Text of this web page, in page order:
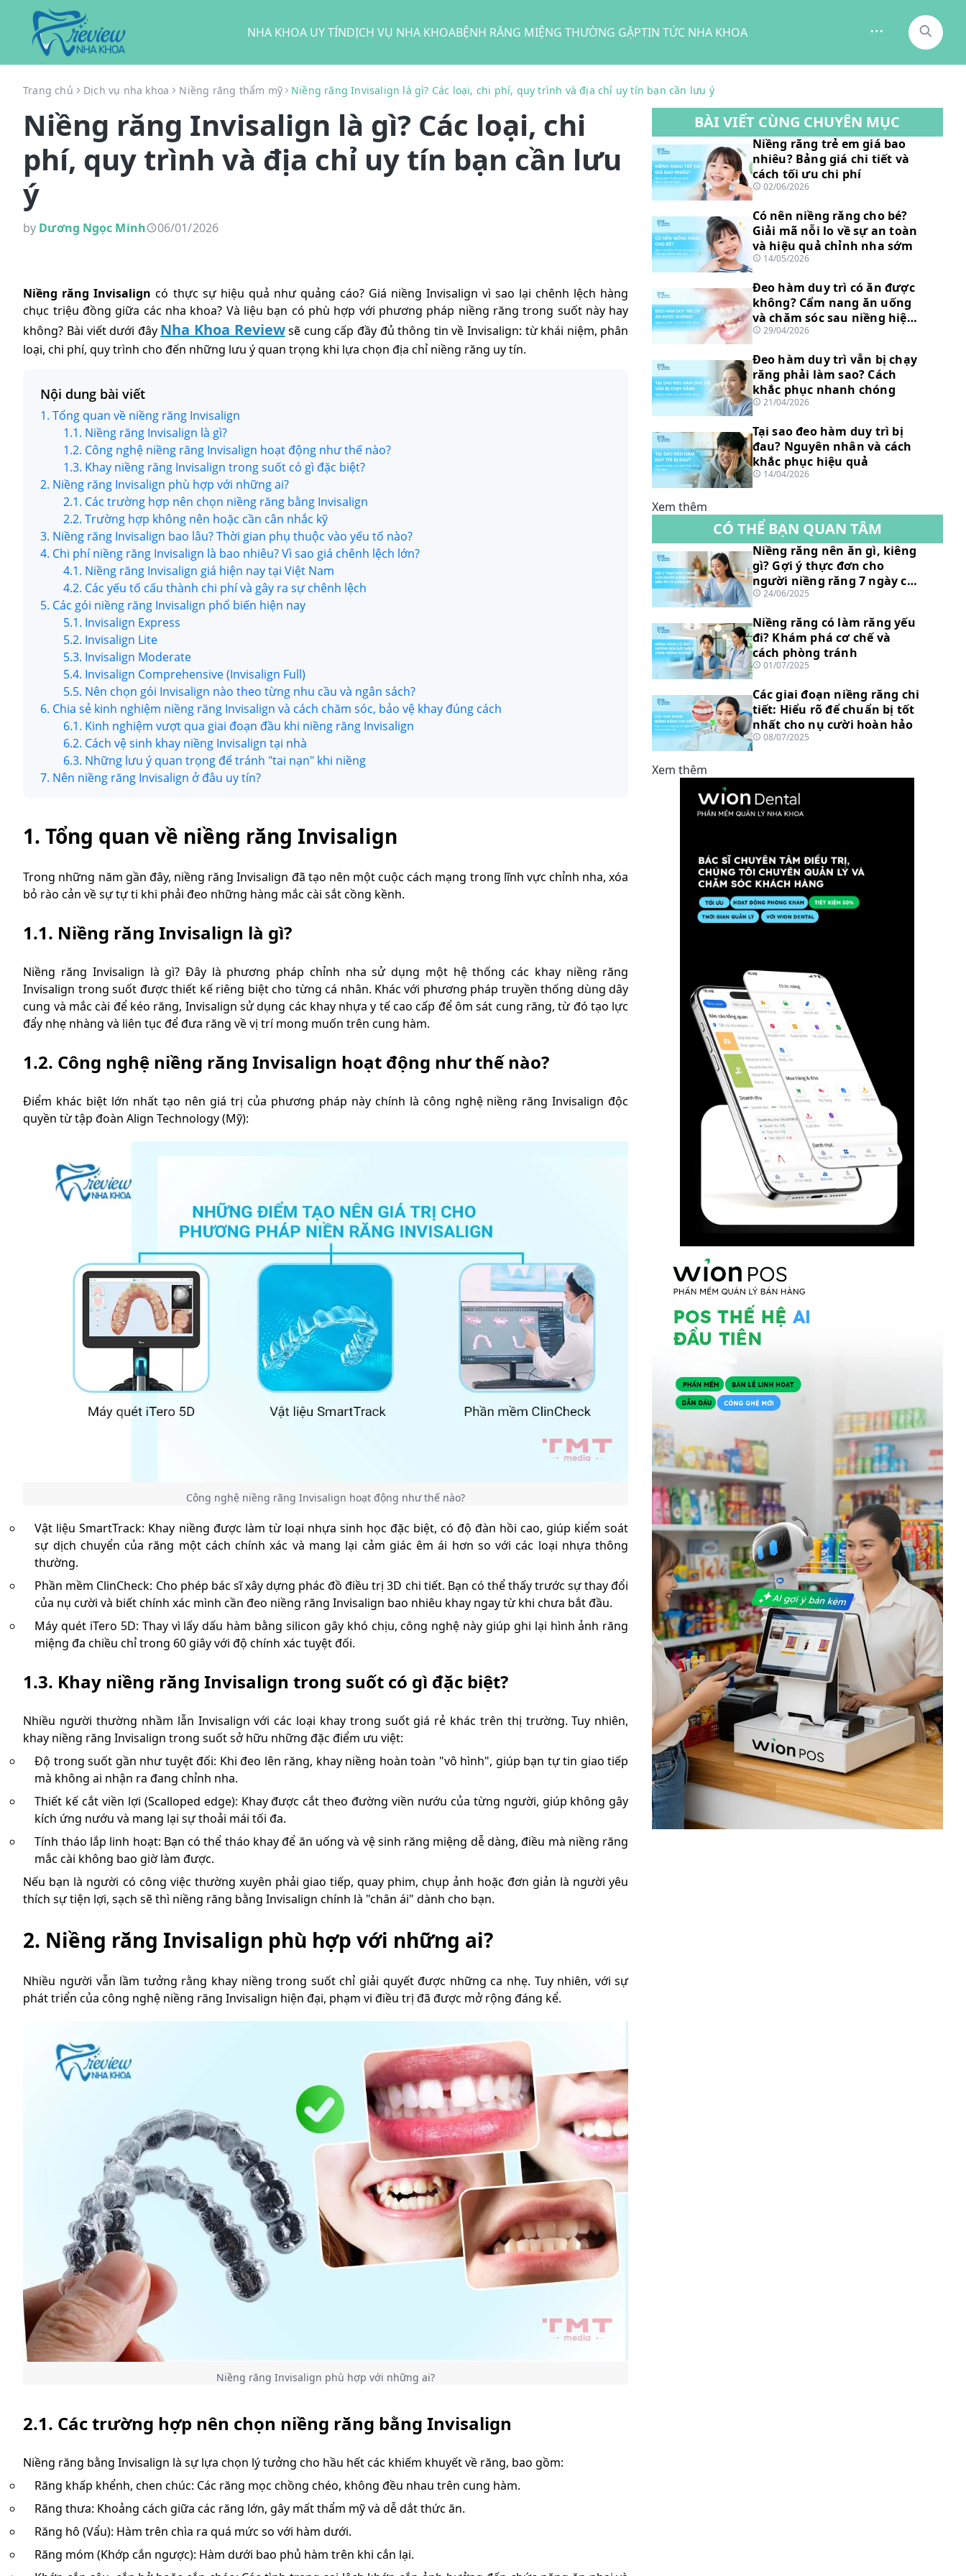
NHA KHOA UY TÍNDỊCH VỤ NHA KHOABỆNH RĂNG MIỆNG THƯỜNG GẶPTIN TỨC NHA KHOA
Trang chủ Dịch vụ nha khoa Niềng răng thẩm mỹ Niềng răng Invisalign là gì? Các loại, chi phí, quy trình và địa chỉ uy tín bạn cần lưu ý
Niềng răng Invisalign là gì? Các loại, chi
phí, quy trình và địa chỉ uy tín bạn cần lưu
ý
by Dương Ngọc Minh 06/01/2026
Niềng răng Invisalign có thực sự hiệu quả như quảng cáo? Giá niềng Invisalign vì sao lại chênh lệch hàng
chục triệu đồng giữa các nha khoa? Và liệu bạn có phù hợp với phương pháp niềng răng trong suốt này hay
không? Bài viết dưới đây Nha Khoa Reviewsẽ cung cấp đầy đủ thông tin về Invisalign: từ khái niệm, phân
loại, chi phí, quy trình cho đến những lưu ý quan trọng khi lựa chọn địa chỉ niềng răng uy tín.
Nội dung bài viết
1. Tổng quan về niềng răng Invisalign
1.1. Niềng răng Invisalign là gì?
1.2. Công nghệ niềng răng Invisalign hoạt động như thế nào?
1.3. Khay niềng răng Invisalign trong suốt có gì đặc biệt?
2. Niềng răng Invisalign phù hợp với những ai?
2.1. Các trường hợp nên chọn niềng răng bằng Invisalign
2.2. Trường hợp không nên hoặc cần cân nhắc kỹ
3. Niềng răng Invisalign bao lâu? Thời gian phụ thuộc vào yếu tố nào?
4. Chi phí niềng răng Invisalign là bao nhiêu? Vì sao giá chênh lệch lớn?
4.1. Niềng răng Invisalign giá hiện nay tại Việt Nam
4.2. Các yếu tố cấu thành chi phí và gây ra sự chênh lệch
5. Các gói niềng răng Invisalign phổ biến hiện nay
5.1. Invisalign Express
5.2. Invisalign Lite
5.3. Invisalign Moderate
5.4. Invisalign Comprehensive (Invisalign Full)
5.5. Nên chọn gói Invisalign nào theo từng nhu cầu và ngân sách?
6. Chia sẻ kinh nghiệm niềng răng Invisalign và cách chăm sóc, bảo vệ khay đúng cách
6.1. Kinh nghiệm vượt qua giai đoạn đầu khi niềng răng Invisalign
6.2. Cách vệ sinh khay niềng Invisalign tại nhà
6.3. Những lưu ý quan trọng để tránh "tai nạn" khi niềng
7. Nên niềng răng Invisalign ở đâu uy tín?
1. Tổng quan về niềng răng Invisalign
Trong những năm gần đây, niềng răng Invisalign đã tạo nên một cuộc cách mạng trong lĩnh vực chỉnh nha, xóa
bỏ rào cản về sự tự ti khi phải đeo những hàng mắc cài sắt cồng kềnh.
1.1. Niềng răng Invisalign là gì?
Niềng răng Invisalign là gì? Đây là phương pháp chỉnh nha sử dụng một hệ thống các khay niềng răng
Invisalign trong suốt được thiết kế riêng biệt cho từng cá nhân. Khác với phương pháp truyền thống dùng dây
cung và mắc cài để kéo răng, Invisalign sử dụng các khay nhựa y tế cao cấp để ôm sát cung răng, từ đó tạo lực
đẩy nhẹ nhàng và liên tục để đưa răng về vị trí mong muốn trên cung hàm.
1.2. Công nghệ niềng răng Invisalign hoạt động như thế nào?
Điểm khác biệt lớn nhất tạo nên giá trị của phương pháp này chính là công nghệ niềng răng Invisalign độc
quyền từ tập đoàn Align Technology (Mỹ):
Công nghệ niềng răng Invisalign hoạt động như thế nào?
Vật liệu SmartTrack: Khay niềng được làm từ loại nhựa sinh học đặc biệt, có độ đàn hồi cao, giúp kiểm soát
sự dịch chuyển của răng một cách chính xác và mang lại cảm giác êm ái hơn so với các loại nhựa thông
thường.
Phần mềm ClinCheck: Cho phép bác sĩ xây dựng phác đồ điều trị 3D chi tiết. Bạn có thể thấy trước sự thay đổi
của nụ cười và biết chính xác mình cần đeo niềng răng Invisalign bao nhiêu khay ngay từ khi chưa bắt đầu.
Máy quét iTero 5D: Thay vì lấy dấu hàm bằng silicon gây khó chịu, công nghệ này giúp ghi lại hình ảnh răng
miệng đa chiều chỉ trong 60 giây với độ chính xác tuyệt đối.
1.3. Khay niềng răng Invisalign trong suốt có gì đặc biệt?
Nhiều người thường nhầm lẫn Invisalign với các loại khay trong suốt giá rẻ khác trên thị trường. Tuy nhiên,
khay niềng răng Invisalign trong suốt sở hữu những đặc điểm ưu việt:
Độ trong suốt gần như tuyệt đối: Khi đeo lên răng, khay niềng hoàn toàn "vô hình", giúp bạn tự tin giao tiếp
mà không ai nhận ra đang chỉnh nha.
Thiết kế cắt viền lợi (Scalloped edge): Khay được cắt theo đường viền nướu của từng người, giúp không gây
kích ứng nướu và mang lại sự thoải mái tối đa.
Tính tháo lắp linh hoạt: Bạn có thể tháo khay để ăn uống và vệ sinh răng miệng dễ dàng, điều mà niềng răng
mắc cài không bao giờ làm được.
Nếu bạn là người có công việc thường xuyên phải giao tiếp, quay phim, chụp ảnh hoặc đơn giản là người yêu
thích sự tiện lợi, sạch sẽ thì niềng răng bằng Invisalign chính là "chân ái" dành cho bạn.
2. Niềng răng Invisalign phù hợp với những ai?
Nhiều người vẫn lầm tưởng rằng khay niềng trong suốt chỉ giải quyết được những ca nhẹ. Tuy nhiên, với sự
phát triển của công nghệ niềng răng Invisalign hiện đại, phạm vi điều trị đã được mở rộng đáng kể.
Niềng răng Invisalign phù hợp với những ai?
2.1. Các trường hợp nên chọn niềng răng bằng Invisalign
Niềng răng bằng Invisalign là sự lựa chọn lý tưởng cho hầu hết các khiếm khuyết về răng, bao gồm:
Răng khấp khểnh, chen chúc: Các răng mọc chồng chéo, không đều nhau trên cung hàm.
Răng thưa: Khoảng cách giữa các răng lớn, gây mất thẩm mỹ và dễ dắt thức ăn.
Răng hô (Vẩu): Hàm trên chìa ra quá mức so với hàm dưới.
Răng móm (Khớp cắn ngược): Hàm dưới bao phủ hàm trên khi cắn lại.
BÀI VIẾT CÙNG CHUYÊN MỤC
Niềng răng trẻ em giá bao
nhiêu? Bảng giá chi tiết và
cách tối ưu chi phí
02/06/2026
Có nên niềng răng cho bé?
Giải mã nỗi lo về sự an toàn
và hiệu quả chỉnh nha sớm
14/05/2026
Đeo hàm duy trì có ăn được
không? Cẩm nang ăn uống
và chăm sóc sau niềng hiệu
quả29/04/2026
Đeo hàm duy trì vẫn bị chạy
răng phải làm sao? Cách
khắc phục nhanh chóng
21/04/2026
Tại sao đeo hàm duy trì bị
đau? Nguyên nhân và cách
khắc phục hiệu quả
14/04/2026
Xem thêm
CÓ THỂ BẠN QUAN TÂM
Niềng răng nên ăn gì, kiêng
gì? Gợi ý thực đơn cho
người niềng răng 7 ngày chi
tiết24/06/2025
Niềng răng có làm răng yếu
đi? Khám phá cơ chế và
cách phòng tránh
01/07/2025
Các giai đoạn niềng răng chi
tiết: Hiểu rõ để chuẩn bị tốt
nhất cho nụ cười hoàn hảo
08/07/2025
Xem thêm